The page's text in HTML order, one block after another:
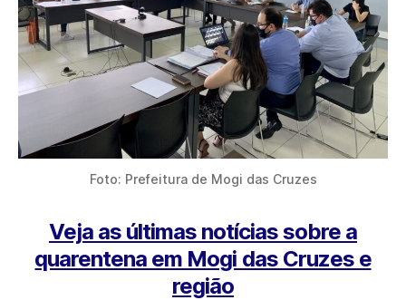
Foto: Prefeitura de Mogi das Cruzes
Veja as últimas notícias sobre a
quarentena em Mogi das Cruzes e
região